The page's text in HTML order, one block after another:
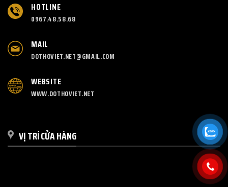
HOTLINE
0967.48.58.68
MAIL
DOTHOVIET.NET@GMAIL.COM
WEBSITE
WWW.DOTHOVIET.NET
VỊ TRÍ CỬA HÀNG